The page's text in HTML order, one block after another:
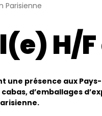
Parisienne
H/
présence aux
d’emballages